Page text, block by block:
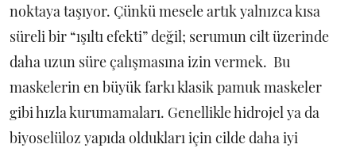
noktaya taşıyor. Çünkü mesele artık yalnızca kısa
süreli bir “ışıltı efekti” değil; serumun cilt üzerinde
daha uzun süre çalışmasına izin vermek. Bu
maskelerin en büyük farkı klasik pamuk maskeler
gibi hızla kurumamaları. Genellikle hidrojel ya da
biyoselüloz yapıda oldukları için cilde daha iyi